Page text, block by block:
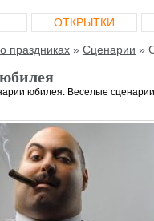
ОТКРЫТКИ
праздниках » Сценарии »
юбилея. Веселые